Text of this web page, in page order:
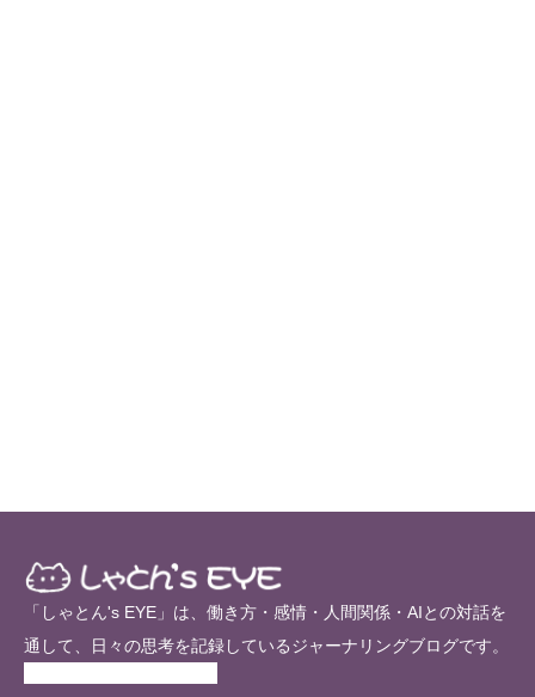
「しゃとん's EYE」は、働き方・感情・人間関係・AIとの対話を
通して、日々の思考を記録しているジャーナリングブログです。